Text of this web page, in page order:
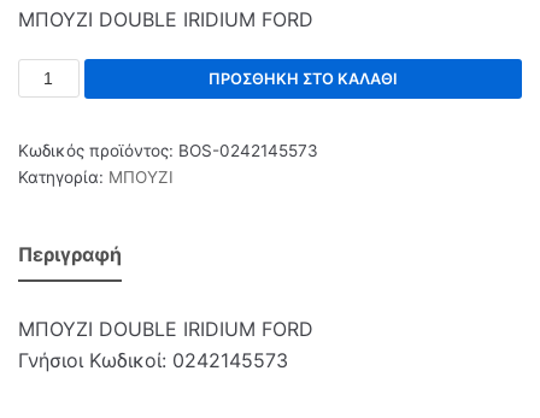
ΜΠΟΥΖΙ DOUBLE IRIDIUM FORD
ΠΡΟΣΘΉΚΗ ΣΤΟ ΚΑΛΆΘΙ
Κωδικός προϊόντος: BOS-0242145573
Κατηγορία: ΜΠΟΥΖΙ
Περιγραφή
ΜΠΟΥΖΙ DOUBLE IRIDIUM FORD
Γνήσιοι Κωδικοί: 0242145573